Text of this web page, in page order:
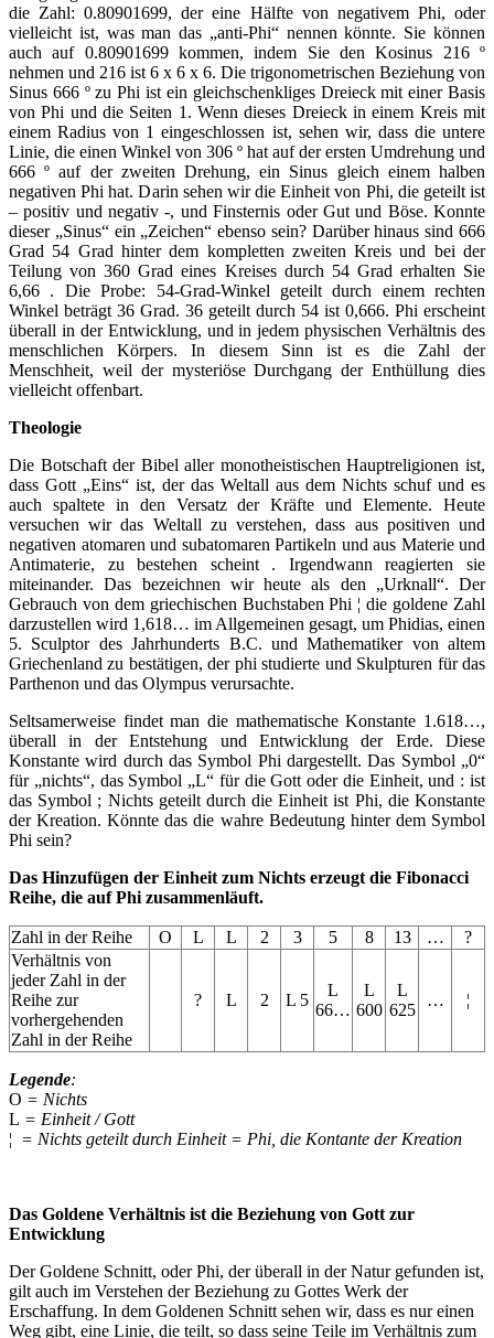
die Zahl: 0.80901699, der eine Hälfte von negativem Phi, oder
vielleicht ist, was man das „anti-Phi“ nennen könnte. Sie können
auch auf 0.80901699 kommen, indem Sie den Kosinus 216 º
nehmen und 216 ist 6 x 6 x 6. Die trigonometrischen Beziehung von
Sinus 666 º zu Phi ist ein gleichschenkliges Dreieck mit einer Basis
von Phi und die Seiten 1. Wenn dieses Dreieck in einem Kreis mit
einem Radius von 1 eingeschlossen ist, sehen wir, dass die untere
Linie, die einen Winkel von 306 º hat auf der ersten Umdrehung und
666 º auf der zweiten Drehung, ein Sinus gleich einem halben
negativen Phi hat. Darin sehen wir die Einheit von Phi, die geteilt ist
– positiv und negativ -, und Finsternis oder Gut und Böse. Konnte
dieser „Sinus“ ein „Zeichen“ ebenso sein? Darüber hinaus sind 666
Grad 54 Grad hinter dem kompletten zweiten Kreis und bei der
Teilung von 360 Grad eines Kreises durch 54 Grad erhalten Sie
6,66 . Die Probe: 54-Grad-Winkel geteilt durch einem rechten
Winkel beträgt 36 Grad. 36 geteilt durch 54 ist 0,666. Phi erscheint
überall in der Entwicklung, und in jedem physischen Verhältnis des
menschlichen Körpers. In diesem Sinn ist es die Zahl der
Menschheit, weil der mysteriöse Durchgang der Enthüllung dies
vielleicht offenbart.
Theologie
Die Botschaft der Bibel aller monotheistischen Hauptreligionen ist,
dass Gott „Eins“ ist, der das Weltall aus dem Nichts schuf und es
auch spaltete in den Versatz der Kräfte und Elemente. Heute
versuchen wir das Weltall zu verstehen, dass aus positiven und
negativen atomaren und subatomaren Partikeln und aus Materie und
Antimaterie, zu bestehen scheint . Irgendwann reagierten sie
miteinander. Das bezeichnen wir heute als den „Urknall“. Der
Gebrauch von dem griechischen Buchstaben Phi ¦ die goldene Zahl
darzustellen wird 1,618… im Allgemeinen gesagt, um Phidias, einen
5. Sculptor des Jahrhunderts B.C. und Mathematiker von altem
Griechenland zu bestätigen, der phi studierte und Skulpturen für das
Parthenon und das Olympus verursachte.
Seltsamerweise findet man die mathematische Konstante 1.618…,
überall in der Entstehung und Entwicklung der Erde. Diese
Konstante wird durch das Symbol Phi dargestellt. Das Symbol „0“
für „nichts“, das Symbol „L“ für die Gott oder die Einheit, und : ist
das Symbol ; Nichts geteilt durch die Einheit ist Phi, die Konstante
der Kreation. Könnte das die wahre Bedeutung hinter dem Symbol
Phi sein?
Das Hinzufügen der Einheit zum Nichts erzeugt die Fibonacci
Reihe, die auf Phi zusammenläuft.
Zahl in der Reihe O L L 2 3 5 8 13 …
?
Verhältnis von
jeder Zahl in der
Reihe zur
vorhergehenden
Zahl in der Reihe
? L 2 L 5
L
66…
L
600
L
625
… ¦
Legende:
O = Nichts
L = Einheit / Gott
¦ = Nichts geteilt durch Einheit = Phi, die Kontante der Kreation
Das Goldene Verhältnis ist die Beziehung von Gott zur
Entwicklung
Der Goldene Schnitt, oder Phi, der überall in der Natur gefunden ist,
gilt auch im Verstehen der Beziehung zu Gottes Werk der
Erschaffung. In dem Goldenen Schnitt sehen wir, dass es nur einen
Weg gibt, eine Linie, die teilt, so dass seine Teile im Verhältnis zum